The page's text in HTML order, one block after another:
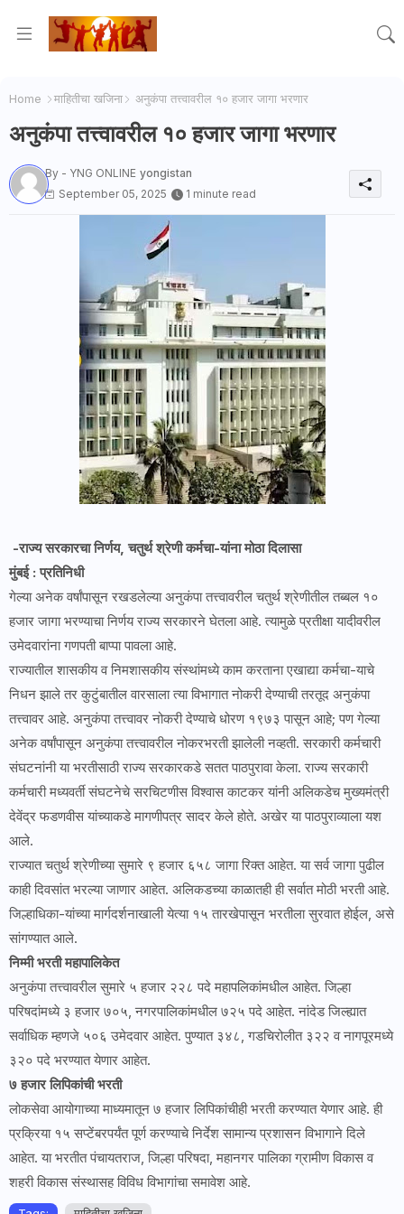
Home माहितीचा खजिना अनुकंपा तत्त्वावरील १० हजार जागा भरणार
अनुकंपा तत्त्वावरील १० हजार जागा भरणार
By - YNG ONLINE yongistan
September 05, 2025
1 minute read
-राज्य सरकारचा निर्णय, चतुर्थ श्रेणी कर्मचा-यांना मोठा दिलासा
मुंबई : प्रतिनिधी
गेल्या अनेक वर्षांपासून रखडलेल्या अनुकंपा तत्त्वावरील चतुर्थ श्रेणीतील तब्बल १०
हजार जागा भरण्याचा निर्णय राज्य सरकारने घेतला आहे. त्यामुळे प्रतीक्षा यादीवरील
उमेदवारांना गणपती बाप्पा पावला आहे.
राज्यातील शासकीय व निमशासकीय संस्थांमध्ये काम करताना एखाद्या कर्मचा-याचे
निधन झाले तर कुटुंबातील वारसाला त्या विभागात नोकरी देण्याची तरतूद अनुकंपा
तत्त्वावर आहे. अनुकंपा तत्त्वावर नोकरी देण्याचे धोरण १९७३ पासून आहे; पण गेल्या
अनेक वर्षांपासून अनुकंपा तत्त्वावरील नोकरभरती झालेली नव्हती. सरकारी कर्मचारी
संघटनांनी या भरतीसाठी राज्य सरकारकडे सतत पाठपुरावा केला. राज्य सरकारी
कर्मचारी मध्यवर्ती संघटनेचे सरचिटणीस विश्वास काटकर यांनी अलिकडेच मुख्यमंत्री
देवेंद्र फडणवीस यांच्याकडे मागणीपत्र सादर केले होते. अखेर या पाठपुराव्याला यश
आले.
राज्यात चतुर्थ श्रेणीच्या सुमारे ९ हजार ६५८ जागा रिक्त आहेत. या सर्व जागा पुढील
काही दिवसांत भरल्या जाणार आहेत. अलिकडच्या काळातही ही सर्वात मोठी भरती आहे.
जिल्हाधिका-यांच्या मार्गदर्शनाखाली येत्या १५ तारखेपासून भरतीला सुरवात होईल, असे
सांगण्यात आले.
निम्मी भरती महापालिकेत
अनुकंपा तत्त्वावरील सुमारे ५ हजार २२८ पदे महापलिकांमधील आहेत. जिल्हा
परिषदांमध्ये ३ हजार ७०५, नगरपालिकांमधील ७२५ पदे आहेत. नांदेड जिल्ह्यात
सर्वाधिक म्हणजे ५०६ उमेदवार आहेत. पुण्यात ३४८, गडचिरोलीत ३२२ व नागपूरमध्ये
३२० पदे भरण्यात येणार आहेत.
७ हजार लिपिकांची भरती
लोकसेवा आयोगाच्या माध्यमातून ७ हजार लिपिकांचीही भरती करण्यात येणार आहे. ही
प्रक्रिया १५ सप्टेंबरपर्यंत पूर्ण करण्याचे निर्देश सामान्य प्रशासन विभागाने दिले
आहेत. या भरतीत पंचायतराज, जिल्हा परिषदा, महानगर पालिका ग्रामीण विकास व
शहरी विकास संस्थासह विविध विभागांचा समावेश आहे.